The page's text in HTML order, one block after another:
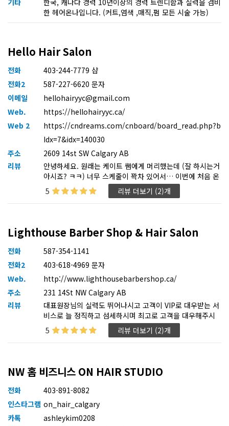
기타
한국, 캐나다 경력 10년이상의 경력 트렌디함과 실력을 겸비
한 헤어온나입니다. (커트,염색 ,매직,펌 모든 시술 가능)
Hello Hair Salon
전화
403-244-7779 샵
전화2
587-227-6620 문자
이메일
hellohairyyc@gmail.com
Web.
https://hellohairyyc.ca/
Web 2
https://cndreams.com/cnboard/board_read.php?b
Idx=7&idx=140030
주소
2609 14st SW Calgary AB
리뷰
안녕하세요. 원래는 케이트 쌤에게 머리했는데 (잘 하시는거
아시죠? ㅋㅋ) 너무 스케줄이 꽉차 있어서… 이번에 처음 온
쌤에게 머리 했습니다. 션(Sean) 님이셨는데 너무 친절하시
고 너무 이쁘게 잘해주셔서 놀랐습니다. 사실 조금 걱정했었
이 좋으신것 같네요. 추천하고 갑니다 :)
5 리뷰 더보기 (2)개
Lighthouse Barber Shop & Hair Salon
전화
587-354-1141
전화2
403-618-4969 문자
Web.
http://www.lighthousebarbershop.ca/
주소
231 14St NW Calgary AB
리뷰
대표원장님의 실력도 뛰어나시고 고객이 VIP로 대우받는 서
비스로 늘 정직하고 섬세하시며 최고로 고객을 대우해주시
는 서비스에 감동받고 헤어컷도 대만족합니다! 사업번창하
시길 바랍니다! 감사합니다!
5 리뷰 더보기 (2)개
NW 홈 비즈니스 ON HAIR STUDIO
전화
403-891-8082
인스타그램 on_hair_calgary
카톡
ashleykim0208